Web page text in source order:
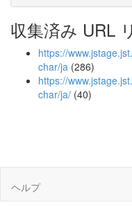
収集済み URL
https://
char/ja (286)
https://
char/ja/ (40)
ヘルプ